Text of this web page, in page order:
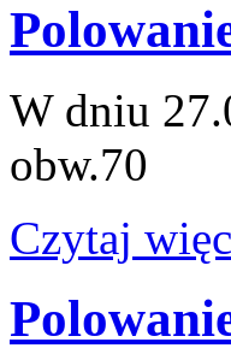
W dniu
obw.70
Czytaj